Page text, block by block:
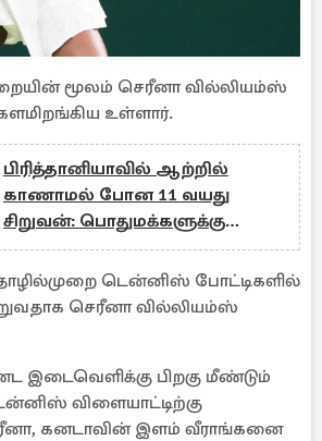
மூலம் செரீனா வில்லியம்ஸ்
உள்ளார்.
பிரித்தானியாவில் ஆற்றில்
காணாமல் போன 11 வயது
சிறுவன்: பொதுமக்களுக்கு
காவல்துறையின் அறிவுறுத்தல்
டென்னிஸ் போட்டிகளில்
செரீனா வில்லியம்ஸ்
இடைவெளிக்கு பிறகு மீண்டும்
விளையாட்டிற்கு
கனடாவின் இளம் வீராங்கனை